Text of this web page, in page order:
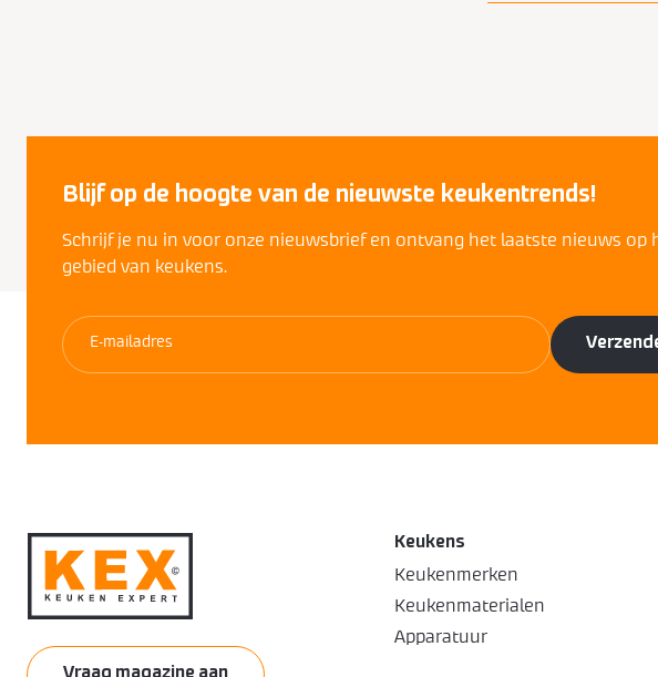
Blijf op de hoogte van de nieuwste keukentrends!
Schrijf je nu in voor onze nieuwsbrief en ontvang het laatste nieuws op
gebied van keukens.
Vraag magazine aan
Keukens
Keukenmerken
Keukenmaterialen
Apparatuur